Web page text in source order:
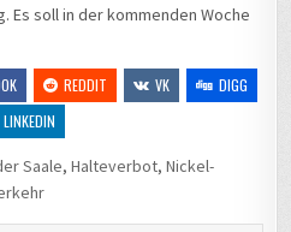
Es soll in der kommenden Woche
REDDIT VK
DIGG
LINKEDIN
Saale,Halteverbot,Nickel-